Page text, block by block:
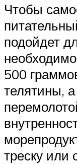
Чтобы
подойдет
500
телятины,
треску или